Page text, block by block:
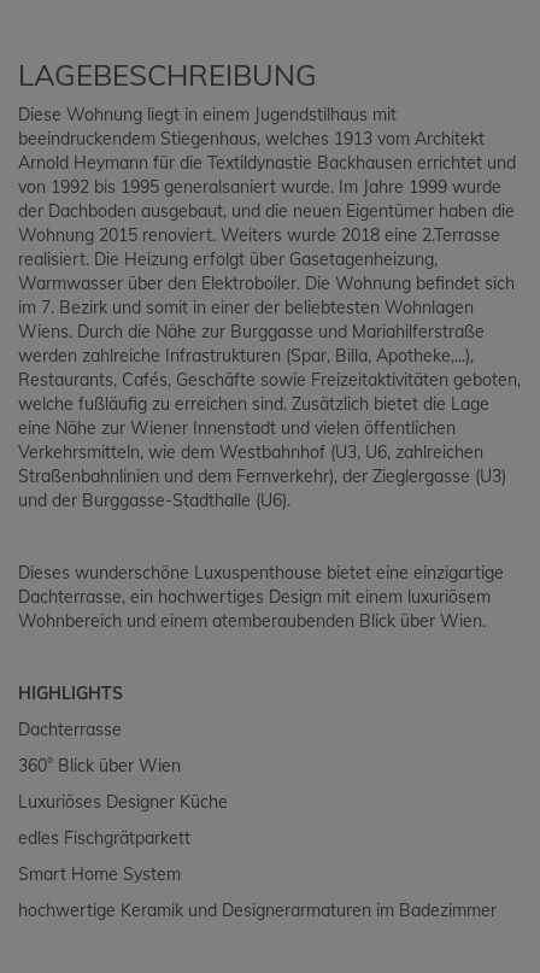
LAGEBESCHREIBUNG
Diese Wohnung liegt in einem Jugendstilhaus mit
beeindruckendem Stiegenhaus, welches 1913 vom Architekt
Arnold Heymann für die Textildynastie Backhausen errichtet und
von 1992 bis 1995 generalsaniert wurde. Im Jahre 1999 wurde
der Dachboden ausgebaut, und die neuen Eigentümer haben die
Wohnung 2015 renoviert. Weiters wurde 2018 eine 2.Terrasse
realisiert. Die Heizung erfolgt über Gasetagenheizung,
Warmwasser über den Elektroboiler. Die Wohnung befindet sich
im 7. Bezirk und somit in einer der beliebtesten Wohnlagen
Wiens. Durch die Nähe zur Burggasse und Mariahilferstraße
werden zahlreiche Infrastrukturen (Spar, Billa, Apotheke,...),
Restaurants, Cafés, Geschäfte sowie Freizeitaktivitäten geboten,
welche fußläufig zu erreichen sind. Zusätzlich bietet die Lage
eine Nähe zur Wiener Innenstadt und vielen öffentlichen
Verkehrsmitteln, wie dem Westbahnhof (U3, U6, zahlreichen
Straßenbahnlinien und dem Fernverkehr), der Zieglergasse (U3)
und der Burggasse-Stadthalle (U6).
Dieses wunderschöne Luxuspenthouse bietet eine einzigartige
Dachterrasse, ein hochwertiges Design mit einem luxuriösem
Wohnbereich und einem atemberaubenden Blick über Wien.
HIGHLIGHTS
Dachterrasse
360° Blick über Wien
Luxuriöses Designer Küche
edles Fischgrätparkett
Smart Home System
hochwertige Keramik und Designerarmaturen im Badezimmer